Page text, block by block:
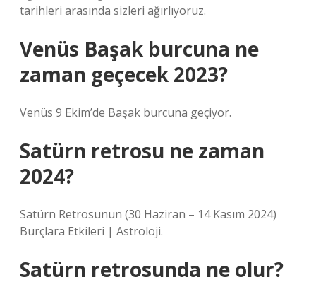
tarihleri ​​arasında sizleri ağırlıyoruz.
Venüs Başak burcuna ne
zaman geçecek 2023?
Venüs 9 Ekim’de Başak burcuna geçiyor.
Satürn retrosu ne zaman
2024?
Satürn Retrosunun (30 Haziran – 14 Kasım 2024)
Burçlara Etkileri | Astroloji.
Satürn retrosunda ne olur?